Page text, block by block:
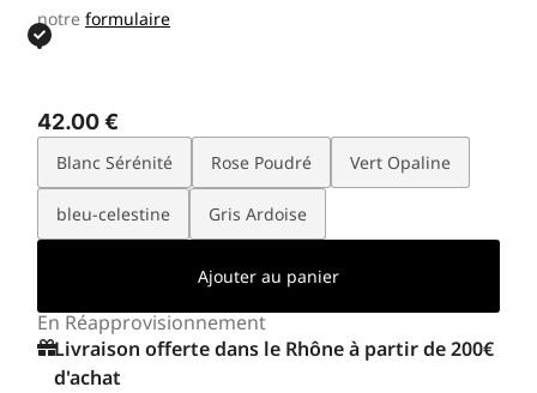
notre formulaire
42.00€
Blanc Sérénité Rose Poudré Vert Opaline
bleu-celestine Gris Ardoise
Ajouter au panier
En Réapprovisionnement
Livraison offerte dans le Rhône à partir de 200€
d'achat